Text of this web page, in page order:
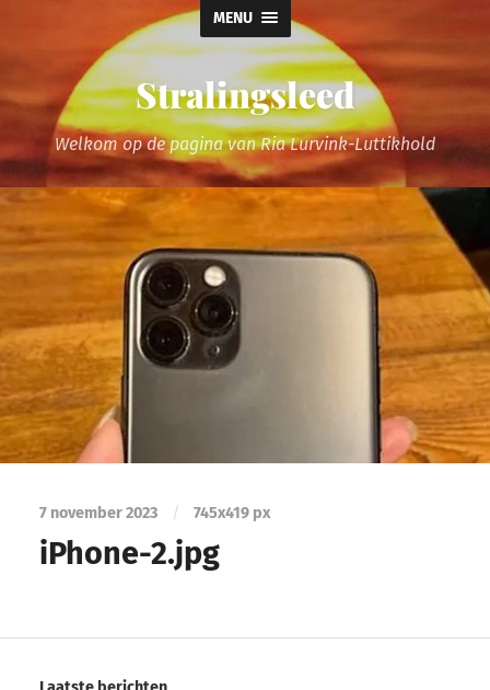
MENU
Stralingsleed
Welkom op de pagina van Ria Lurvink-Luttikhold
7 november 2023 / 745x419 px
iPhone-2.jpg